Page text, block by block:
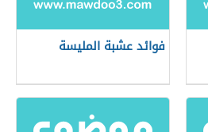
فوائد عشبة المليسة